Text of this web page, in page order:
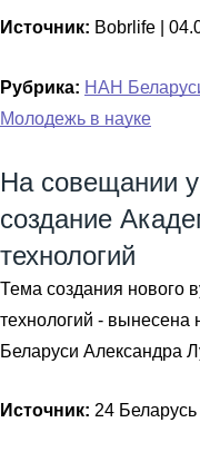
Источник: Bobrlife |
Рубрика: НАН
Молодежь в науке
На совещании
создание
технологий
Тема создания нового
технологий - вынесена
Беларуси Александра
Источник: 24 Беларусь |